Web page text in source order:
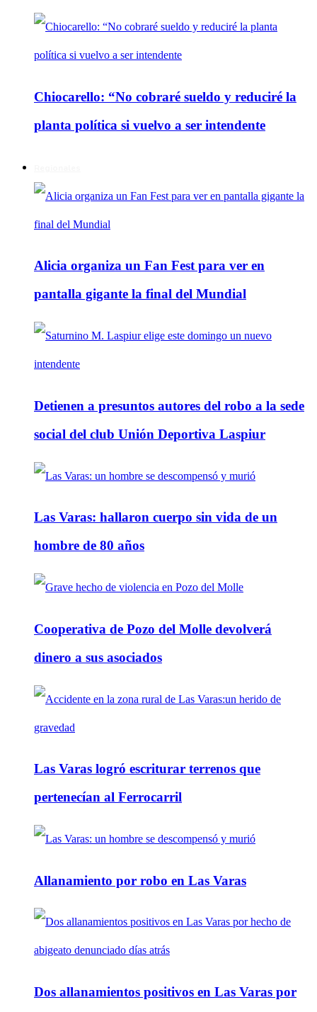
Chiocarello: “No cobraré sueldo y reduciré la
planta política si vuelvo a ser intendente
Alicia organiza un Fan Fest para ver en
pantalla gigante la final del Mundial
Detienen a presuntos autores del robo a la sede
social del club Unión Deportiva Laspiur
Las Varas: hallaron cuerpo sin vida de un
hombre de 80 años
Cooperativa de Pozo del Molle devolverá
dinero a sus asociados
Las Varas logró escriturar terrenos que
pertenecían al Ferrocarril
Allanamiento por robo en Las Varas
Dos allanamientos positivos en Las Varas por